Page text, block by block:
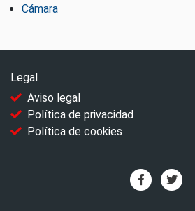
Cámara
Legal
Aviso legal
Política de privacidad
Política de cookies